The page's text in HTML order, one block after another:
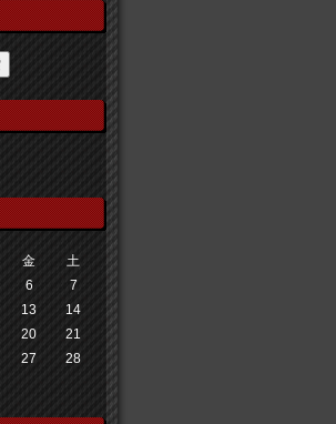
金
土
6
7
13
14
20
21
27
28